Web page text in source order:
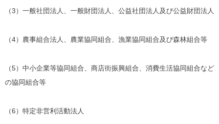
（3）一般社団法人、一般財団法人、公益社団法人及び公益財団法人
（4）農事組合法人、農業協同組合、漁業協同組合及び森林組合等
（5）中小企業等協同組合、商店街振興組合、消費生活協同組合など
の協同組合等
（6）特定非営利活動法人